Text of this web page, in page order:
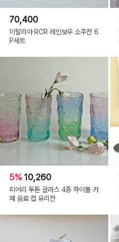
70,400
이탈리아 RCR 레인보우 소주잔 6
P세트
5% 10,260
피어리 투톤 글라스 4종 하이볼 카
페 음료 컵 유리잔